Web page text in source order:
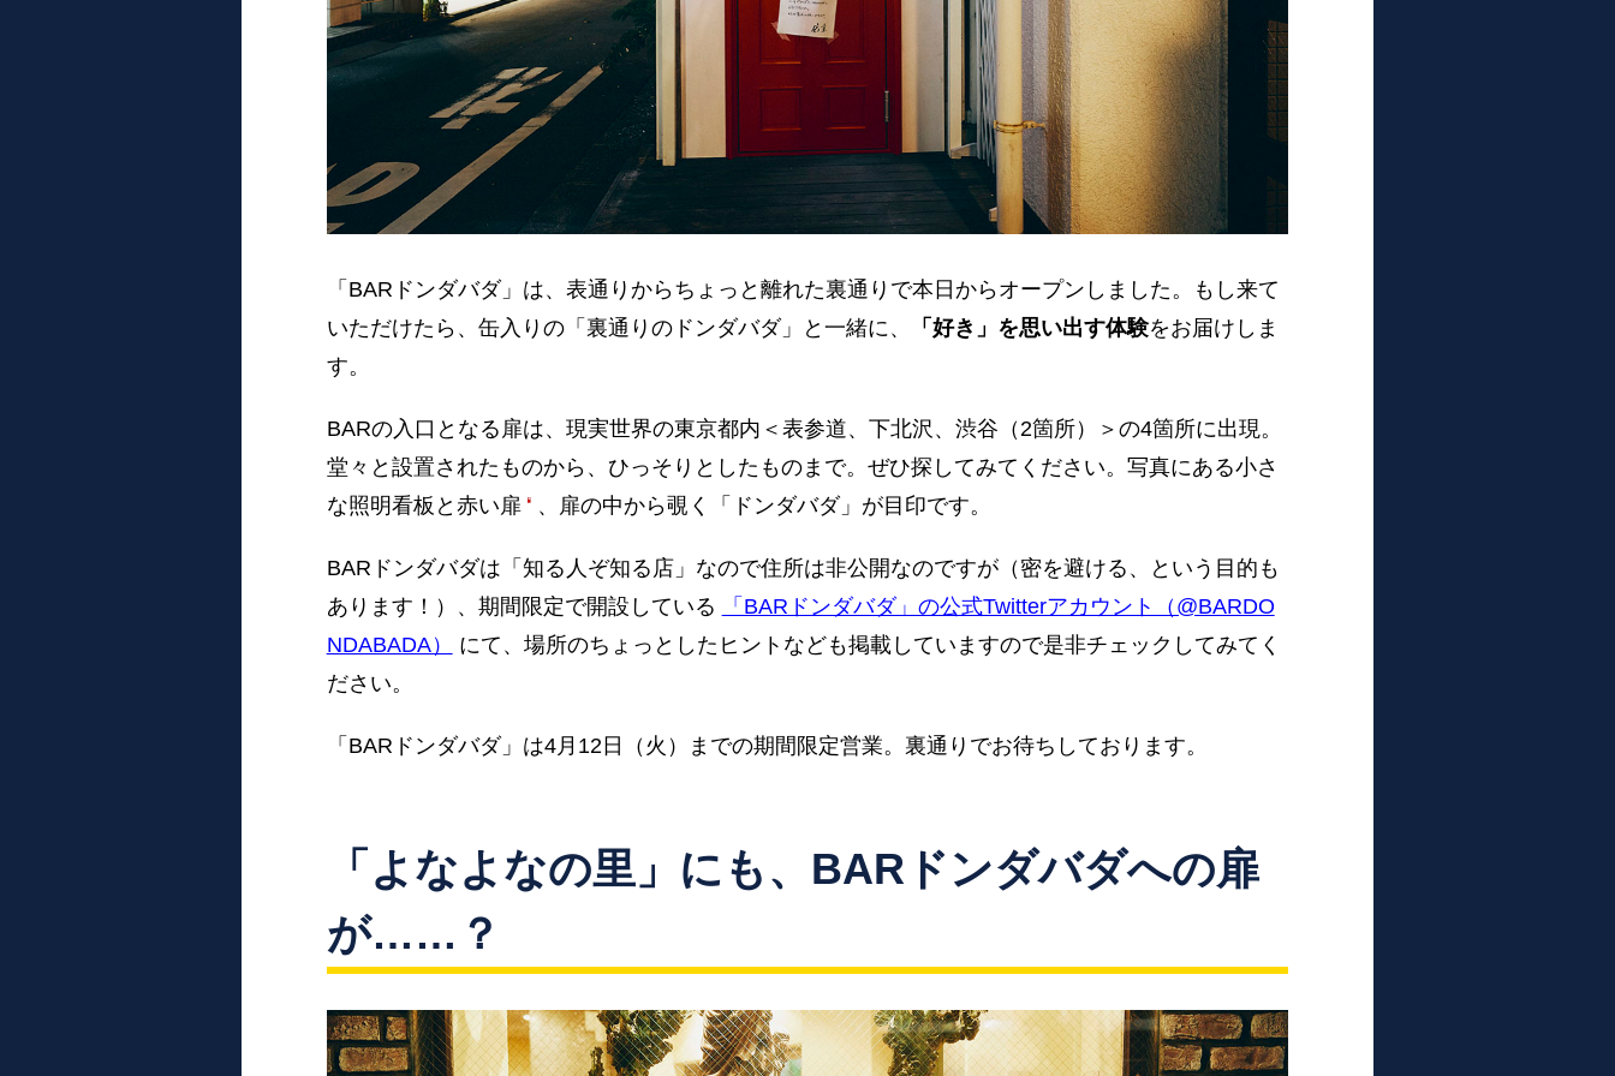
「BARドンダバダ」は、表通りからちょっと離れた裏通りで本日からオープンしました。もし来て
いただけたら、缶入りの「裏通りのドンダバダ」と一緒に、
「好き」を思い出す体験をお届けしま
す。
BARの入口となる扉は、現実世界の東京都内＜表参道、下北沢、渋谷（2箇所）＞の4箇所に出現。
堂々と設置されたものから、ひっそりとしたものまで。ぜひ探してみてください。写真にある小さ
な照明看板と赤い扉 、扉の中から覗く「ドンダバダ」が目印です。
BARドンダバダは「知る人ぞ知る店」なので住所は非公開なのですが（密を避ける、という目的も
あります！）、期間限定で開設している
「BARドンダバダ」の公式Twitterアカウント（@BARDO
NDABADA）
にて、場所のちょっとしたヒントなども掲載していますので是非チェックしてみてく
ださい。
「BARドンダバダ」は4月12日（火）までの期間限定営業。裏通りでお待ちしております。
「よなよなの里」にも、BARドンダバダへの扉
が……？